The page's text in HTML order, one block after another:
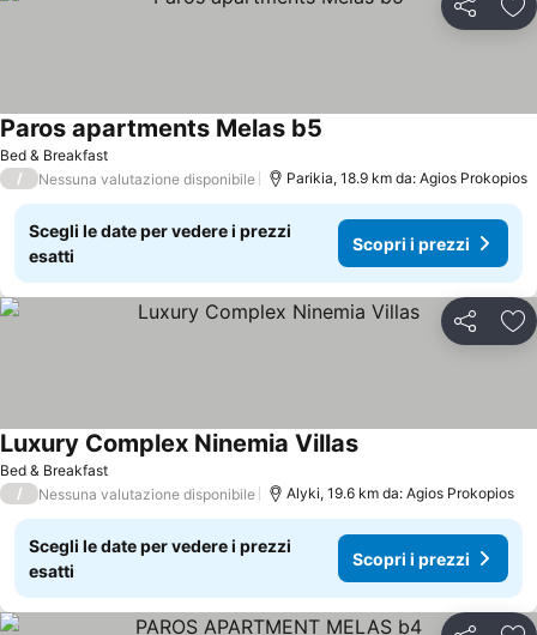
Condividi
Bed & Breakfast
Paros apartments Melas b5
/ Nessuna valutazione disponibile Parikia, 18.9 km da: Agios Prokopios
Scegli le date per vedere i prezzi
esatti
Scopri i prezzi
Condividi
Bed & Breakfast
Luxury Complex Ninemia VillasScopri i prezzi
/ Nessuna valutazione disponibile Alyki, 19.6 km da: Agios Prokopios
Scegli le date per vedere i prezzi
esatti
Scopri i prezzi